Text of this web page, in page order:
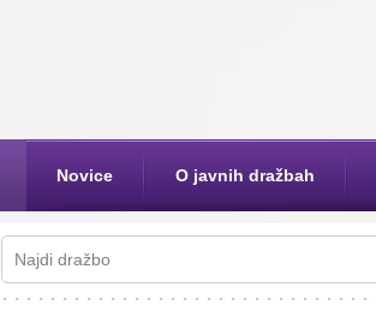
Novice O javnih dražbah